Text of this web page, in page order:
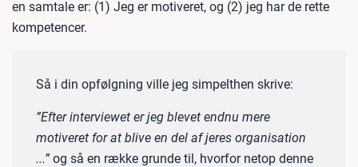
en samtale er: (1) Jeg er motiveret, og (2) jeg har de rette
kompetencer.
Så i din opfølgning ville jeg simpelthen skrive:
”Efter interviewet er jeg blevet endnu mere
motiveret for at blive en del af jeres organisation
...” og så en række grunde til, hvorfor netop denne